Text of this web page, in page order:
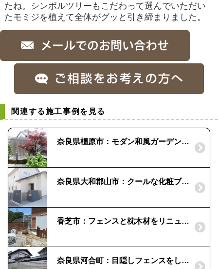
たね。シンボルツリーもこだわって選んでいただい
たモミジを植えて全体がグッと引き締まりました。
関連する施工事例を見る
奈良県橿原市：モダン和風ガーデンの演出|紅葉ノムラモミジ
奈良県大和郡山市：クールな化粧ブロック｜モダンな外構
香芝市：フェンスと枕木材をリニューアル｜デザイナーズパーツ
奈良県河合町：目隠しフェンスをしてほしい！｜白い木目、エバーアートウッド「タカショー」